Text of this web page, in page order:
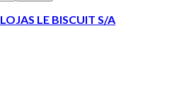
LOJAS LE BISCUIT S/A